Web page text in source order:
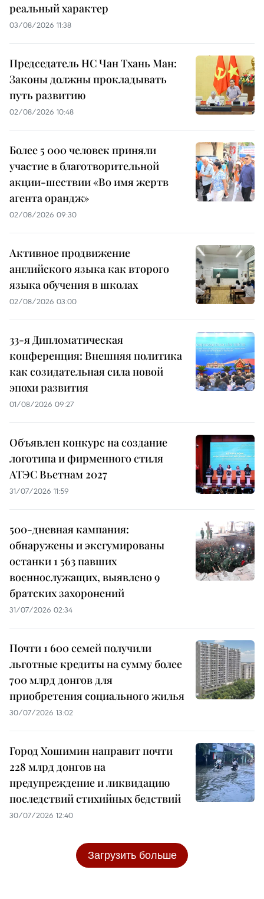
реальный характер
03/08/2026 11:38
Председатель НС Чан Тхань Ман:
Законы должны прокладывать
путь развитию
02/08/2026 10:48
Более 5 000 человек приняли
участие в благотворительной
акции-шествии «Во имя жертв
агента орандж»
02/08/2026 09:30
Активное продвижение
английского языка как второго
языка обучения в школах
02/08/2026 03:00
33-я Дипломатическая
конференция: Внешняя политика
как созидательная сила новой
эпохи развития
01/08/2026 09:27
Объявлен конкурс на создание
логотипа и фирменного стиля
АТЭС Вьетнам 2027
31/07/2026 11:59
500-дневная кампания:
обнаружены и эксгумированы
останки 1 563 павших
военнослужащих, выявлено 9
братских захоронений
31/07/2026 02:34
Почти 1 600 семей получили
льготные кредиты на сумму более
700 млрд донгов для
приобретения социального жилья
30/07/2026 13:02
Город Хошимин направит почти
228 млрд донгов на
предупреждение и ликвидацию
последствий стихийных бедствий
30/07/2026 12:40
Загрузить больше